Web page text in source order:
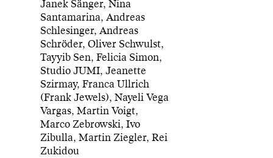
Janek Sänger, Nina
Santamarina, Andreas
Schlesinger, Andreas
Schröder, Oliver Schwulst,
Tayyib Sen, Felicia Simon,
Studio JUMI, Jeanette
Szirmay, Franca Ullrich
(Frank Jewels), Nayeli Vega
Vargas, Martin Voigt,
Marco Zebrowski, Ivo
Zibulla, Martin Ziegler, Rei
Zukidou